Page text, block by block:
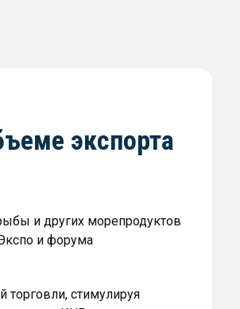
экспорта
и других морепродуктов
и форума
стимулируя